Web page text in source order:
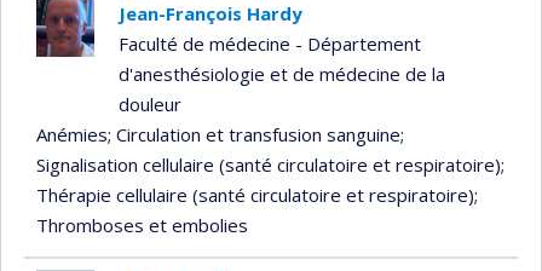
Jean-François Hardy
Faculté de médecine - Département
d'anesthésiologie et de médecine de la
douleur
Anémies; Circulation et transfusion sanguine;
Signalisation cellulaire (santé circulatoire et respiratoire);
Thérapie cellulaire (santé circulatoire et respiratoire);
Thromboses et embolies